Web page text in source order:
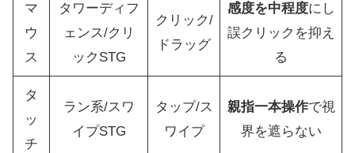
マ
ウ
ス
タワーディフ
ェンス/クリ
ックSTG
クリック/
ドラッグ
感度を中程度にし
誤クリックを抑え
る
タ
ッ
チ
ラン系/スワ
イプSTG
タップ/ス
ワイプ
親指一本操作で視
界を遮らない